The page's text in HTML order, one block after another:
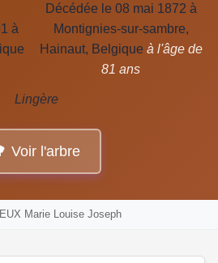
à
Décédée le 08 mai 1872 à
Montignies-sur-sambre,
Hainaut, Belgique à l'âge de
81 ans
Lingère
Voir l'arbre
Marie Louise Joseph